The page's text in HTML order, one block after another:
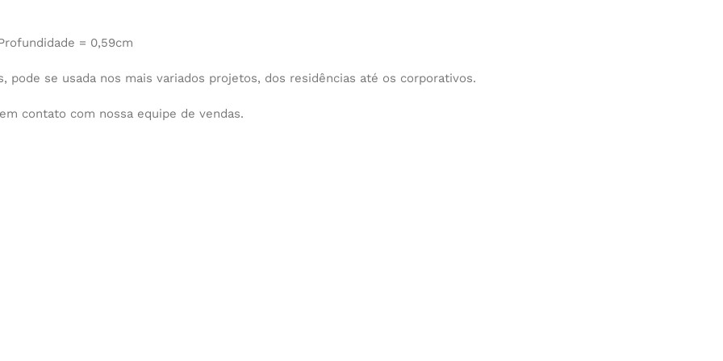
= 0,59cm
se usada nos mais variados projetos, dos residências até os corporativos.
contato com nossa equipe de vendas.